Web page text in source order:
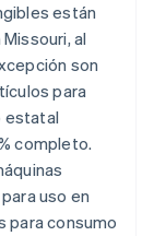
están
al
son
para
estatal
completo.
uso en
para consumo